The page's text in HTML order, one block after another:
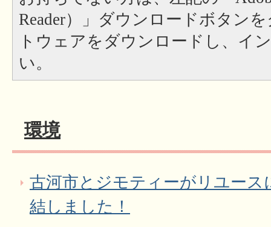
Reader）」ダウンロードボタン
トウェアをダウンロードし、イ
い。
環境
古河市とジモティーがリユース
結しました！